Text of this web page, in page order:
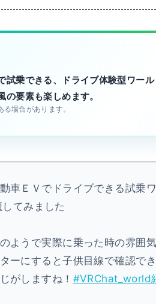
試乗できる、ドライブ体験型ワー
の要素も楽しめます。
場合があります。
車ＥＶでドライブできる試乗
てみました
ようで実際に乗った時の雰囲
ーにすると子供目線で確認で
がしますね！ #VRChat_world